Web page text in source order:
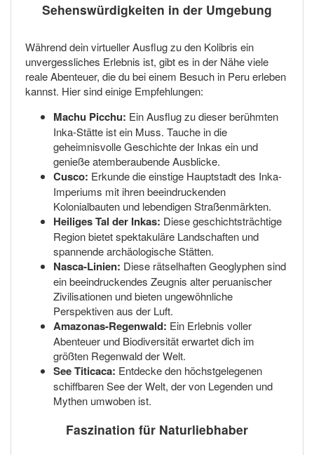
Sehenswürdigkeiten in der Umgebung
Während dein virtueller Ausflug zu den Kolibris ein
unvergessliches Erlebnis ist, gibt es in der Nähe viele
reale Abenteuer, die du bei einem Besuch in Peru erleben
kannst. Hier sind einige Empfehlungen:
Machu Picchu: Ein Ausflug zu dieser berühmten
Inka-Stätte ist ein Muss. Tauche in die
geheimnisvolle Geschichte der Inkas ein und
genieße atemberaubende Ausblicke.
Cusco: Erkunde die einstige Hauptstadt des Inka-
Imperiums mit ihren beeindruckenden
Kolonialbauten und lebendigen Straßenmärkten.
Heiliges Tal der Inkas: Diese geschichtsträchtige
Region bietet spektakuläre Landschaften und
spannende archäologische Stätten.
Nasca-Linien: Diese rätselhaften Geoglyphen sind
ein beeindruckendes Zeugnis alter peruanischer
Zivilisationen und bieten ungewöhnliche
Perspektiven aus der Luft.
Amazonas-Regenwald: Ein Erlebnis voller
Abenteuer und Biodiversität erwartet dich im
größten Regenwald der Welt.
See Titicaca: Entdecke den höchstgelegenen
schiffbaren See der Welt, der von Legenden und
Mythen umwoben ist.
Faszination für Naturliebhaber